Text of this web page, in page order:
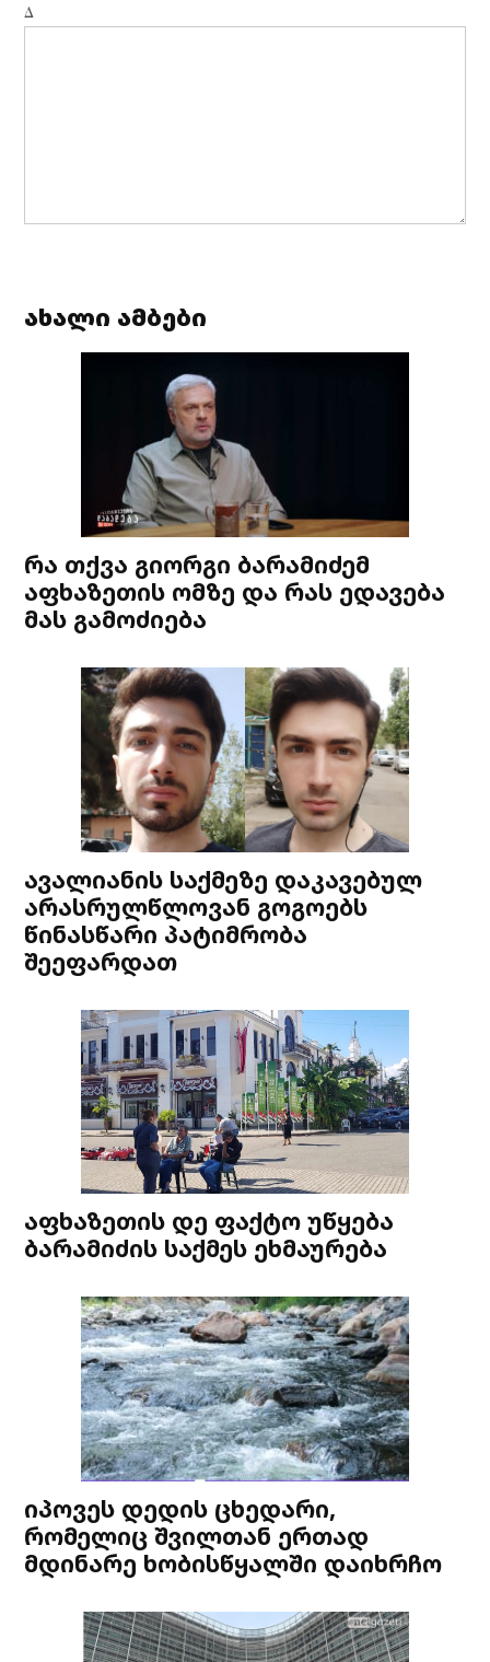
Δ
ახალი ამბები
რა თქვა გიორგი ბარამიძემ
აფხაზეთის ომზე და რას ედავება
მას გამოძიება
ავალიანის საქმეზე დაკავებულ
არასრულწლოვან გოგოებს
წინასწარი პატიმრობა
შეეფარდათ
აფხაზეთის დე ფაქტო უწყება
ბარამიძის საქმეს ეხმაურება
იპოვეს დედის ცხედარი,
რომელიც შვილთან ერთად
მდინარე ხობისწყალში დაიხრჩო